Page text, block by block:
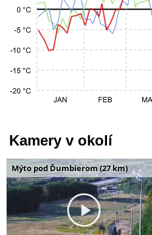
Kamery v okolí
Mýto pod Ďumbierom (27 km)